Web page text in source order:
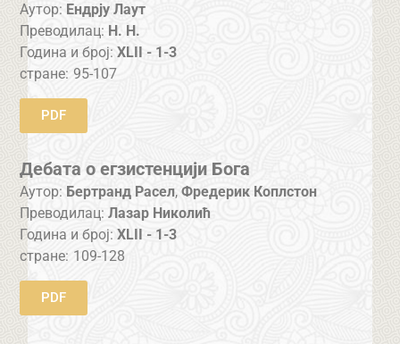
Аутор: Ендрју Лаут
Преводилац: Н. Н.
Година и број:XLII - 1-3
стране: 95-107
PDF
Дебата о егзистенцији Бога
Аутор: Бертранд Расел,Фредерик Коплстон
Преводилац: Лазар Николић
Година и број:XLII - 1-3
стране: 109-128
PDF